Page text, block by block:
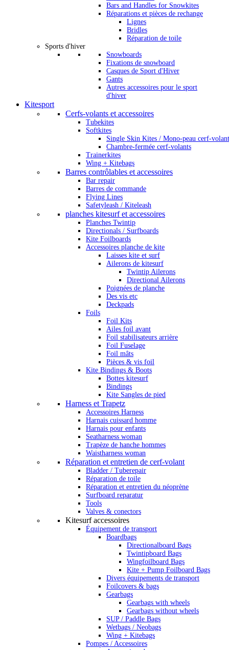
Bars and Handles for Snowkites
Réparations et pièces de rechange
Lignes
Bridles
Réparation de toile
Sports d'hiver
Snowboards
Fixations de snowboard
Casques de Sport d'Hiver
Gants
Autres accessoires pour le sport
d'hiver
Kitesport
Cerfs-volants et accessoires
Tubekites
Softkites
Single Skin Kites / Mono-peau cerf-
Chambre-fermée cerf-volants
Trainerkites
Wing + Kitebags
Barres contrôlables et accessoires
Bar repair
Barres de commande
Flying Lines
Safetyleash / Kiteleash
planches kitesurf et accessoires
Planches Twintip
Directionals / Surfboards
Kite Foilboards
Accessoires planche de kite
Laisses kite et surf
Ailerons de kitesurf
Twintip Ailerons
Directional Ailerons
Poignées de planche
Des vis etc
Deckpads
Foils
Foil Kits
Ailes foil avant
Foil stabilisateurs arrière
Foil Fuselage
Foil mâts
Pièces & vis foil
Kite Bindings & Boots
Bottes kitesurf
Bindings
Kite Sangles de pied
Harness et Trapetz
Accessoires Harness
Harnais cuissard homme
Harnais pour enfants
Seatharness woman
Trapèze de hanche hommes
Waistharness woman
Réparation et entretien de cerf-volant
Bladder / Tuberepair
Réparation de toile
Réparation et entretien du néoprène
Surfboard reparatur
Tools
Valves & conectors
Kitesurf accessoires
Équipement de transport
Boardbags
Directionalboard Bags
Twintipboard Bags
Wingfoilboard Bags
Kite + Pump Foilboard Bags
Divers équipements de transport
Foilcovers & bags
Gearbags
Gearbags with wheels
Gearbags without wheels
SUP / Paddle Bags
Wetbags / Neobags
Wing + Kitebags
Pompes / Accessoires